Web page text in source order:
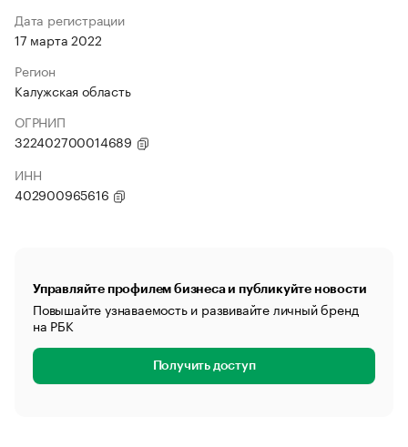
Дата регистрации
17 марта 2022
Регион
Калужская область
ОГРНИП
322402700014689
ИНН
402900965616
Управляйте профилем бизнеса и публикуйте новости
Повышайте узнаваемость и развивайте личный бренд
на РБК
Получить доступ